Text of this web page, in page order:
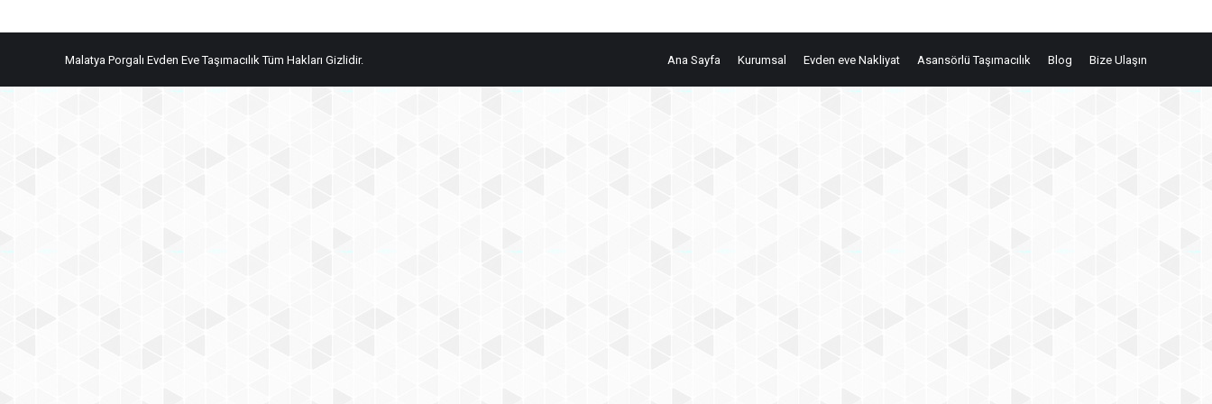
Malatya Porgalı Evden Eve Taşımacılık Tüm Hakları Gizlidir. Ana Sayfa Kurumsal Evden eve Nakliyat Asansörlü Taşımacılık Blog Bize Ulaşın